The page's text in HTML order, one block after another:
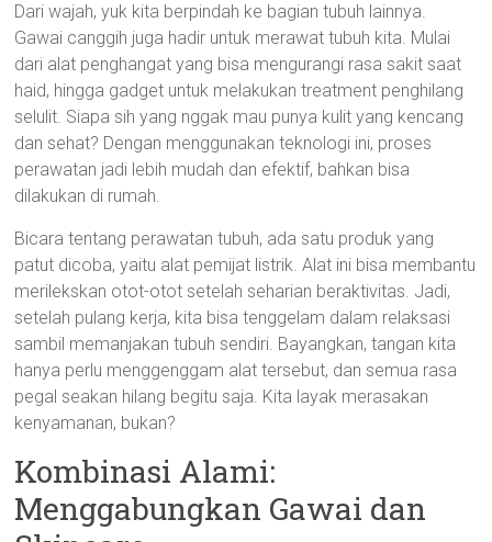
Dari wajah, yuk kita berpindah ke bagian tubuh lainnya.
Gawai canggih juga hadir untuk merawat tubuh kita. Mulai
dari alat penghangat yang bisa mengurangi rasa sakit saat
haid, hingga gadget untuk melakukan treatment penghilang
selulit. Siapa sih yang nggak mau punya kulit yang kencang
dan sehat? Dengan menggunakan teknologi ini, proses
perawatan jadi lebih mudah dan efektif, bahkan bisa
dilakukan di rumah.
Bicara tentang perawatan tubuh, ada satu produk yang
patut dicoba, yaitu alat pemijat listrik. Alat ini bisa membantu
merilekskan otot-otot setelah seharian beraktivitas. Jadi,
setelah pulang kerja, kita bisa tenggelam dalam relaksasi
sambil memanjakan tubuh sendiri. Bayangkan, tangan kita
hanya perlu menggenggam alat tersebut, dan semua rasa
pegal seakan hilang begitu saja. Kita layak merasakan
kenyamanan, bukan?
Kombinasi Alami:
Menggabungkan Gawai dan